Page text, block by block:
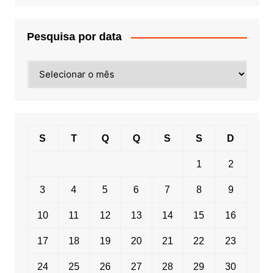
Pesquisa por data
por
S T Q Q S S D
1 2
3 4 5 6 7 8 9
10 11 12 13 14 15 16
17 18 19 20 21 22 23
24 25 26 27 28 29 30